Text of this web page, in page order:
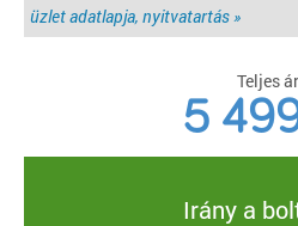
üzlet adatlapja, nyitvatartás »
Teljes ár
5
Irány a